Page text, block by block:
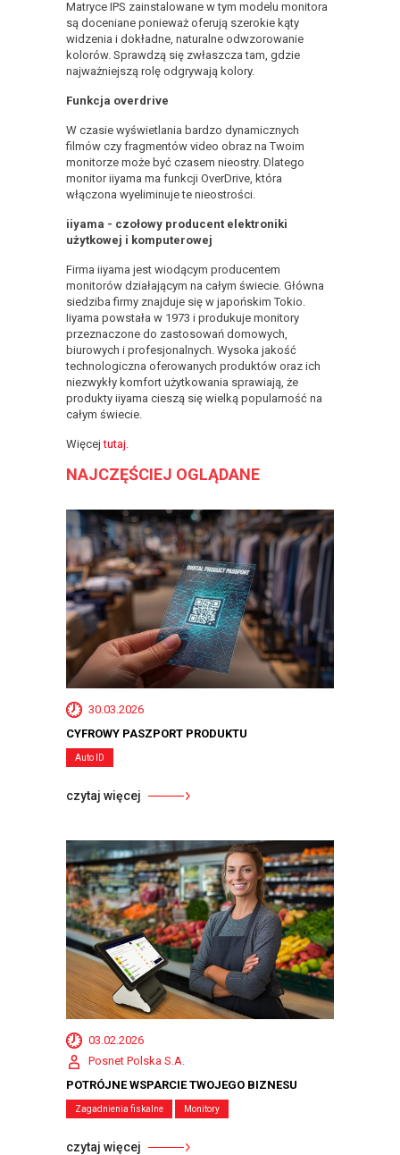
Matryce IPS zainstalowane w tym modelu monitora
są doceniane ponieważ oferują szerokie kąty
widzenia i dokładne, naturalne odwzorowanie
kolorów. Sprawdzą się zwłaszcza tam, gdzie
najważniejszą rolę odgrywają kolory.
Funkcja overdrive
W czasie wyświetlania bardzo dynamicznych
filmów czy fragmentów video obraz na Twoim
monitorze może być czasem nieostry. Dlatego
monitor iiyama ma funkcji OverDrive, która
włączona wyeliminuje te nieostrości.
iiyama - czołowy producent elektroniki
użytkowej i komputerowej
Firma iiyama jest wiodącym producentem
monitorów działającym na całym świecie. Główna
siedziba firmy znajduje się w japońskim Tokio.
Iiyama powstała w 1973 i produkuje monitory
przeznaczone do zastosowań domowych,
biurowych i profesjonalnych. Wysoka jakość
technologiczna oferowanych produktów oraz ich
niezwykły komfort użytkowania sprawiają, że
produkty iiyama cieszą się wielką popularność na
całym świecie.
Więcejtutaj
NAJCZĘŚCIEJ OGLĄDANE
30.03.2026
CYFROWY PASZPORT PRODUKTU
Auto ID
czytaj więcej
03.02.2026
Posnet Polska S.A.
POTRÓJNE WSPARCIE TWOJEGO BIZNESU
Zagadnienia fiskalne Monitory
czytaj więcej